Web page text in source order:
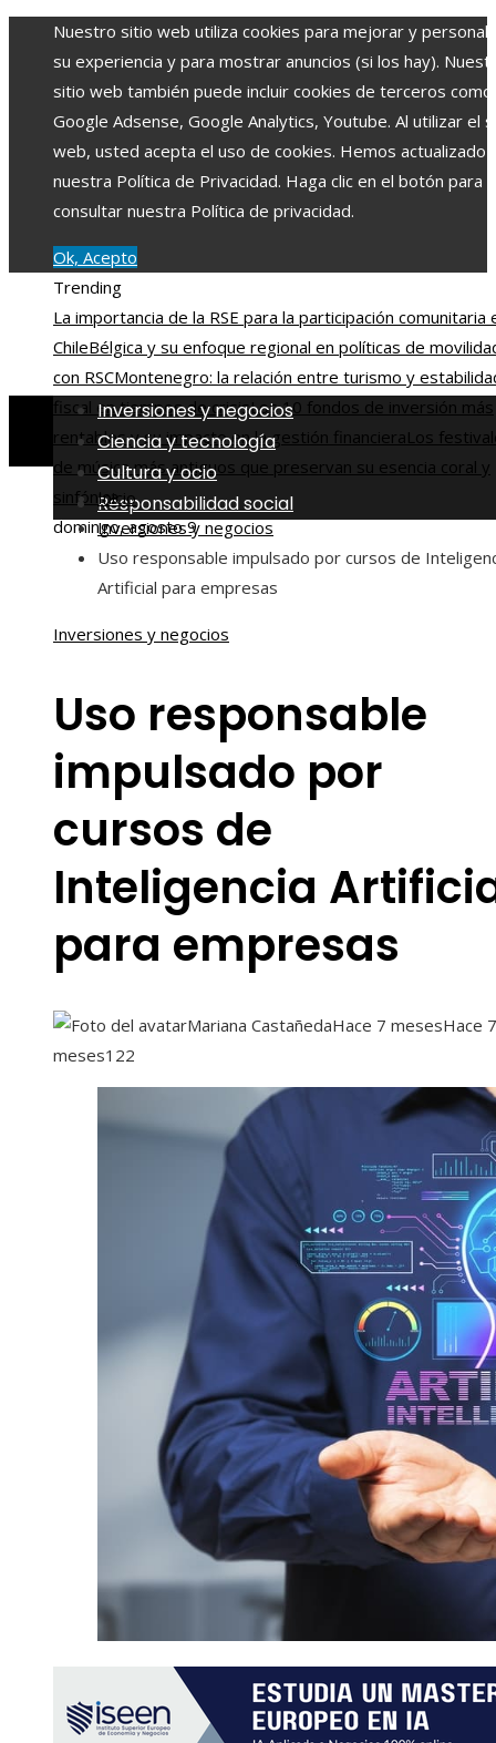
Nuestro sitio web utiliza cookies para mejorar y
su experiencia y para mostrar anuncios (si los hay).
sitio web también puede incluir cookies de terceros como
Google Adsense, Google Analytics, Youtube. Al utilizar el
web, usted acepta el uso de cookies. Hemos actualizado
nuestra Política de Privacidad. Haga clic en el botón para
consultar nuestra Política de privacidad.
Ok, Acepto
Trending
La importancia de la RSE para la participación comunitaria
ChileBélgica y su enfoque regional en políticas de
con RSCMontenegro: la relación entre turismo y
fiscal en tiempos de crisisLos 10 fondos de inversión más
rentables y su impacto en la gestión financieraLos
de música más antiguos que preservan su esencia coral y
sinfónica
domingo, agosto 9
Inversiones y negocios
Ciencia y tecnología
Cultura y ocio
Responsabilidad social
Inicio
Inversiones y negocios
Uso responsable impulsado por cursos de
Artificial para empresas
Inversiones y negocios
Uso responsable
impulsado por
cursos de
Inteligencia
para empresas
Mariana CastañedaHace 7 mesesHace 7
meses122